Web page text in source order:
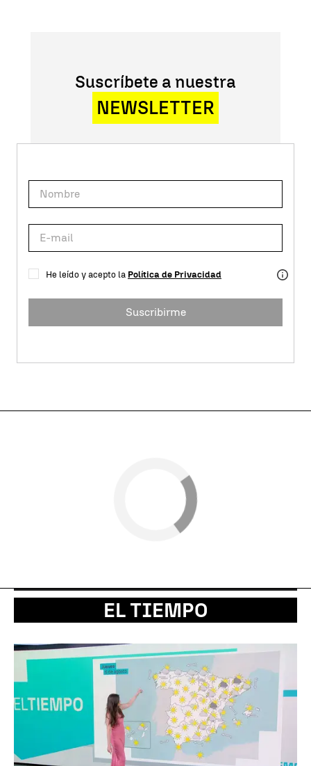
Suscríbete a nuestra
NEWSLETTER
He leído y acepto la Política de Privacidad
Suscribirme
EL TIEMPO